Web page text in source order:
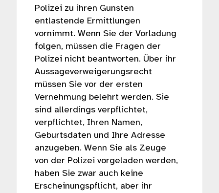
Polizei zu ihren Gunsten
entlastende Ermittlungen
vornimmt. Wenn Sie der Vorladung
folgen, müssen die Fragen der
Polizei nicht beantworten. Über ihr
Aussageverweigerungsrecht
müssen Sie vor der ersten
Vernehmung belehrt werden. Sie
sind allerdings verpflichtet,
verpflichtet, Ihren Namen,
Geburtsdaten und Ihre Adresse
anzugeben. Wenn Sie als Zeuge
von der Polizei vorgeladen werden,
haben Sie zwar auch keine
Erscheinungspflicht, aber ihr